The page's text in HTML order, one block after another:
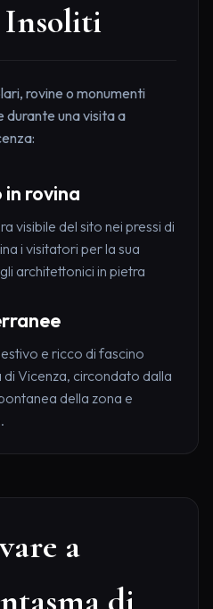
Insoliti
rovine o monumenti
durante una visita a
in rovina
visibile del sito nei pressi di
i visitatori per la sua
architettonici in pietra
e ricco di fascino
Vicenza, circondato dalla
della zona e
a